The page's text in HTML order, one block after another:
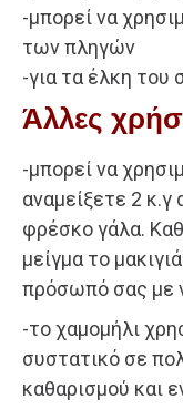
-μπορεί να
των πληγών
-για τα έλκη του
Άλλες
-μπορεί να
αναμείξετε 2
φρέσκο γάλα.
μείγμα το
πρόσωπό σας με
-το χαμομήλι
συστατικό σε
καθαρισμού και